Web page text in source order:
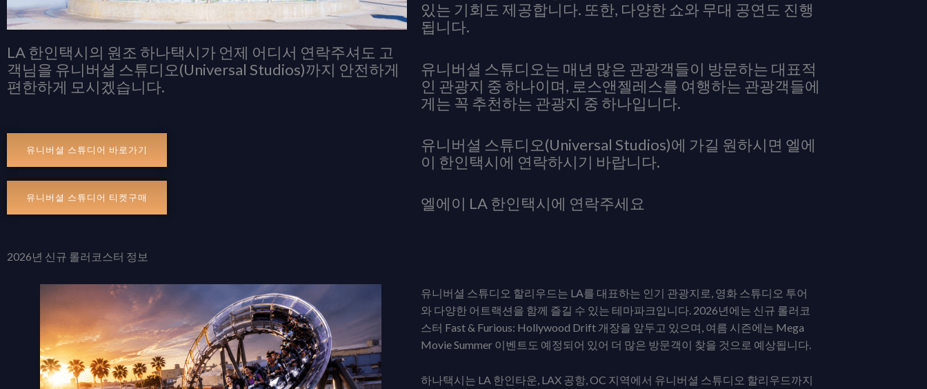
LA 한인택시의 원조 하나택시가 언제 어디서 연락주셔도 고
객님을 유니버셜 스튜디오(Universal Studios)까지 안전하게
편한하게 모시겠습니다.
유니버셜 스튜디어 바로가기
유니버셜 스튜디어 티켓구매
있는 기회도 제공합니다. 또한, 다양한 쇼와 무대 공연도 진행
됩니다.
유니버셜 스튜디오는 매년 많은 관광객들이 방문하는 대표적
인 관광지 중 하나이며, 로스앤젤레스를 여행하는 관광객들에
게는 꼭 추천하는 관광지 중 하나입니다.
유니버셜 스튜디오(Universal Studios)에 가길 원하시면 엘에
이 한인택시에 연락하시기 바랍니다.
엘에이 LA 한인택시에 연락주세요
2026년 신규 롤러코스터 정보
유니버셜 스튜디오 할리우드는 LA를 대표하는 인기 관광지로, 영화 스튜디오 투어
와 다양한 어트랙션을 함께 즐길 수 있는 테마파크입니다. 2026년에는 신규 롤러코
스터 Fast & Furious: Hollywood Drift 개장을 앞두고 있으며, 여름 시즌에는 Mega
Movie Summer 이벤트도 예정되어 있어 더 많은 방문객이 찾을 것으로 예상됩니다.
하나택시는 LA 한인타운, LAX 공항, OC 지역에서 유니버셜 스튜디오 할리우드까지